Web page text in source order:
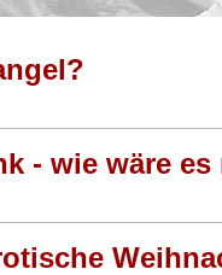
- wie wäre